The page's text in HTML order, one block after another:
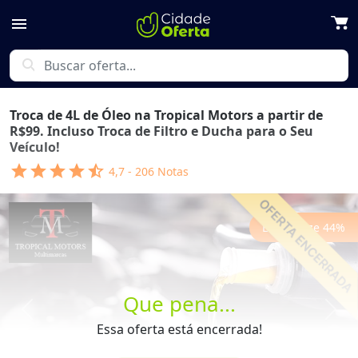
menu
search
Que pena...
Essa oferta está encerrada!
Troca de 4L de Óleo na Tropical Motors a partir de
R$99. Incluso Troca de Filtro e Ducha para o Seu
Veículo!
starstarstarstarstar_half 4,7 - 206 Notas
Economize 44%